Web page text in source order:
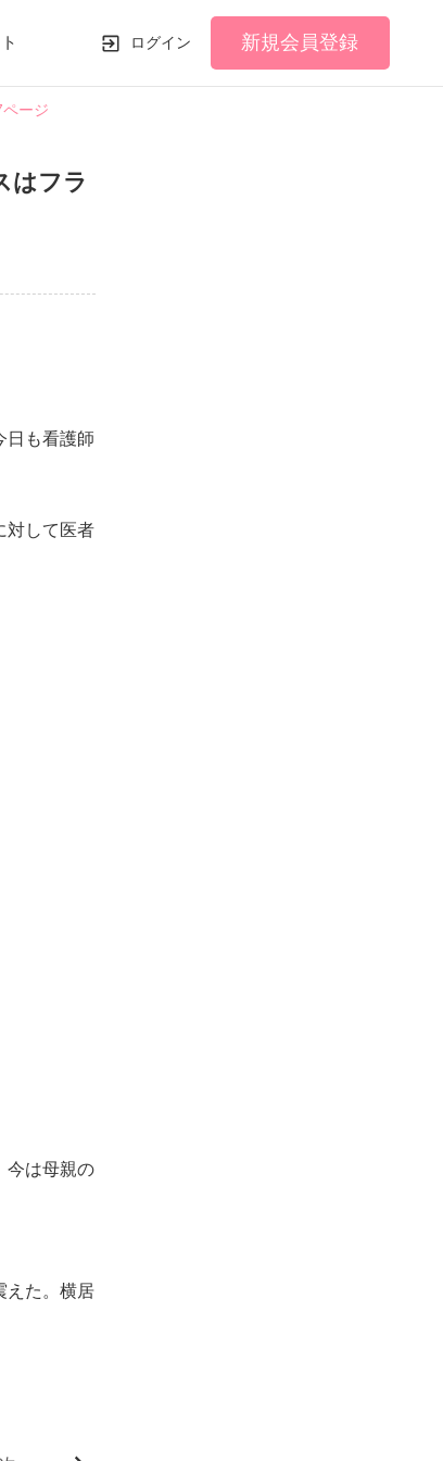
ログイン 新規会員登録
ページ
はフラ
日も看護師
対して医者
今は母親の
えた。横居